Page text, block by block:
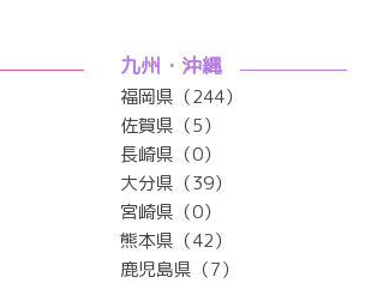
九州・沖縄
福岡県（244）
佐賀県（5）
長崎県（0）
大分県（39）
宮崎県（0）
熊本県（42）
鹿児島県（7）